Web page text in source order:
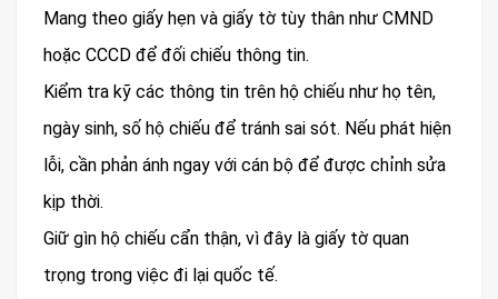
Mang theo giấy hẹn và giấy tờ tùy thân như CMND
hoặc CCCD để đối chiếu thông tin.
Kiểm tra kỹ các thông tin trên hộ chiếu như họ tên,
ngày sinh, số hộ chiếu để tránh sai sót. Nếu phát hiện
lỗi, cần phản ánh ngay với cán bộ để được chỉnh sửa
kịp thời.
Giữ gìn hộ chiếu cẩn thận, vì đây là giấy tờ quan
trọng trong việc đi lại quốc tế.